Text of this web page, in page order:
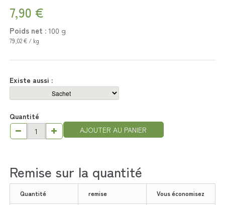
7,90 €
Poids net : 100 g
79,02 € / kg
Existe aussi :
Quantité
AJOUTER AU PANIER
Remise sur la quantité
Quantité remise Vous économisez